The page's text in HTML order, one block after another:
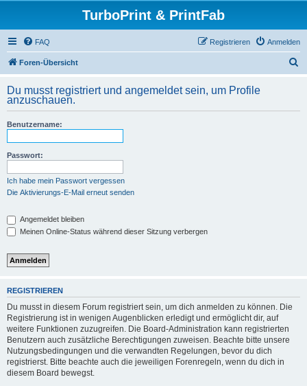
TurboPrint & PrintFab
FAQ Anmelden
Registrieren
Foren-Übersicht
h
Du musst registriert und angemeldet sein, um Profile
anzuschauen.
Benutzername:
Passwort:
Ich habe mein Passwort vergessen
Die Aktivierungs-E-Mail erneut senden
Angemeldet bleiben
Meinen Online-Status während dieser Sitzung verbergen
REGISTRIEREN
Du musst in diesem Forum registriert sein, um dich anmelden zu können. Die
Registrierung ist in wenigen Augenblicken erledigt und ermöglicht dir, auf
weitere Funktionen zuzugreifen. Die Board-Administration kann registrierten
Benutzern auch zusätzliche Berechtigungen zuweisen. Beachte bitte unsere
Nutzungsbedingungen und die verwandten Regelungen, bevor du dich
registrierst. Bitte beachte auch die jeweiligen Forenregeln, wenn du dich in
diesem Board bewegst.